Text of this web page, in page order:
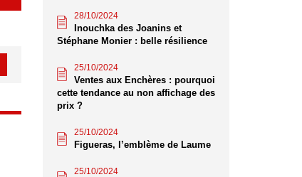
28/10/2024
Inouchka des Joanins et
Stéphane Monier : belle résilience
25/10/2024
Ventes aux Enchères : pourquoi
cette tendance au non affichage des
prix ?
25/10/2024
Figueras, l’emblème de Laume
25/10/2024